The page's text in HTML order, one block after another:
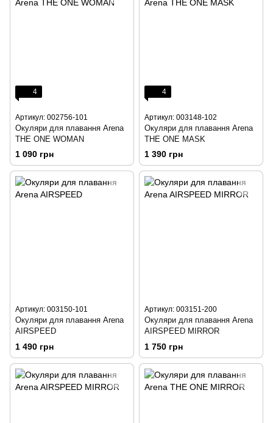
4
Артикул: 002756-101
Окуляри для плавання Arena
THE ONE WOMAN
1 090 грн
4
Артикул: 003148-102
Окуляри для плавання Arena
THE ONE MASK
1 390 грн
Артикул: 003150-101
Окуляри для плавання Arena
AIRSPEED
1 490 грн
Артикул: 003151-200
Окуляри для плавання Arena
AIRSPEED MIRROR
1 750 грн